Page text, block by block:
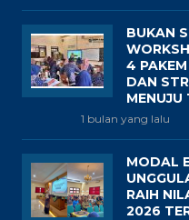
BUKAN
4
DAN
1 bulan yang lalu
MODAL
RAIH
2026